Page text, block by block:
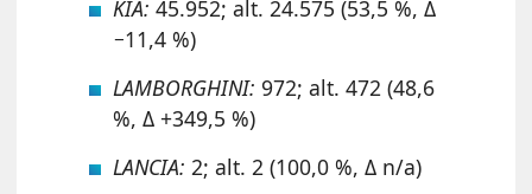
KIA: 45.952; alt. 24.575 (53,5 %, Δ
−11,4 %)
LAMBORGHINI: 972; alt. 472 (48,6
%, Δ +349,5 %)
LANCIA: 2; alt. 2 (100,0 %, Δ n/a)